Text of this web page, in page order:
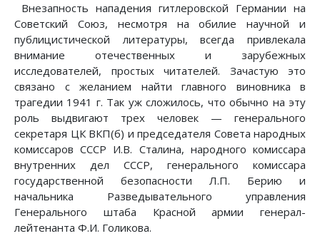
Внезапность нападения гитлеровской Германии на
Советский Союз, несмотря на обилие научной и
публицистической литературы, всегда привлекала
внимание отечественных и зарубежных
исследователей, простых читателей. Зачастую это
связано с желанием найти главного виновника в
трагедии 1941 г. Так уж сложилось, что обычно на эту
роль выдвигают трех человек — генерального
секретаря ЦК ВКП(б) и председателя Совета народных
комиссаров СССР И.В. Сталина, народного комиссара
внутренних дел СССР, генерального комиссара
государственной безопасности Л.П. Берию и
начальника Разведывательного управления
Генерального штаба Красной армии генерал-
лейтенанта Ф.И. Голикова.